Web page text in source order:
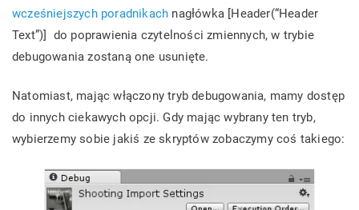
wcześniejszych poradnikach nagłówka [Header(“Header
Text”)]
do poprawienia czytelności zmiennych, w trybie
debugowania zostaną one usunięte.
Natomiast, mając włączony tryb debugowania, mamy dostęp
do innych ciekawych opcji. Gdy mając wybrany ten tryb,
wybierzemy sobie jakiś ze skryptów zobaczymy coś takiego: